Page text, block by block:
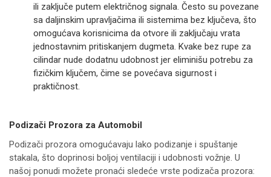
ili zaključe putem električnog signala. Često su povezane
sa daljinskim upravljačima ili sistemima bez ključeva, što
omogućava korisnicima da otvore ili zaključaju vrata
jednostavnim pritiskanjem dugmeta. Kvake bez rupe za
cilindar nude dodatnu udobnost jer eliminišu potrebu za
fizičkim ključem, čime se povećava sigurnost i
praktičnost.
Podizači Prozora za Automobil
Podizači prozora omogućavaju lako podizanje i spuštanje
stakala, što doprinosi boljoj ventilaciji i udobnosti vožnje. U
našoj ponudi možete pronaći sledeće vrste podizača prozora: